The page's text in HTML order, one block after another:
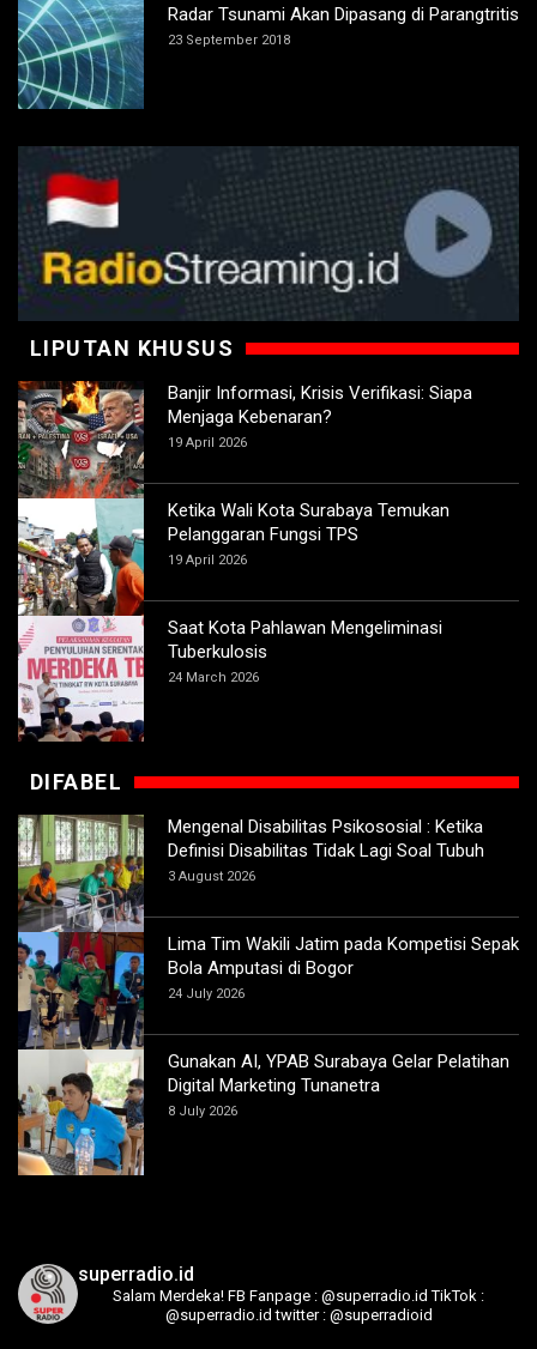
Radar Tsunami Akan Dipasang di Parangtritis
23 September 2018
LIPUTAN KHUSUS
Banjir Informasi, Krisis Verifikasi: Siapa
Menjaga Kebenaran?
19 April 2026
Ketika Wali Kota Surabaya Temukan
Pelanggaran Fungsi TPS
19 April 2026
Saat Kota Pahlawan Mengeliminasi
Tuberkulosis
24 March 2026
DIFABEL
Mengenal Disabilitas Psikososial : Ketika
Definisi Disabilitas Tidak Lagi Soal Tubuh
3 August 2026
Lima Tim Wakili Jatim pada Kompetisi Sepak
Bola Amputasi di Bogor
24 July 2026
Gunakan AI, YPAB Surabaya Gelar Pelatihan
Digital Marketing Tunanetra
8 July 2026
superradio.id
Salam Merdeka! FB Fanpage : @superradio.id TikTok :
@superradio.id twitter : @superradioid